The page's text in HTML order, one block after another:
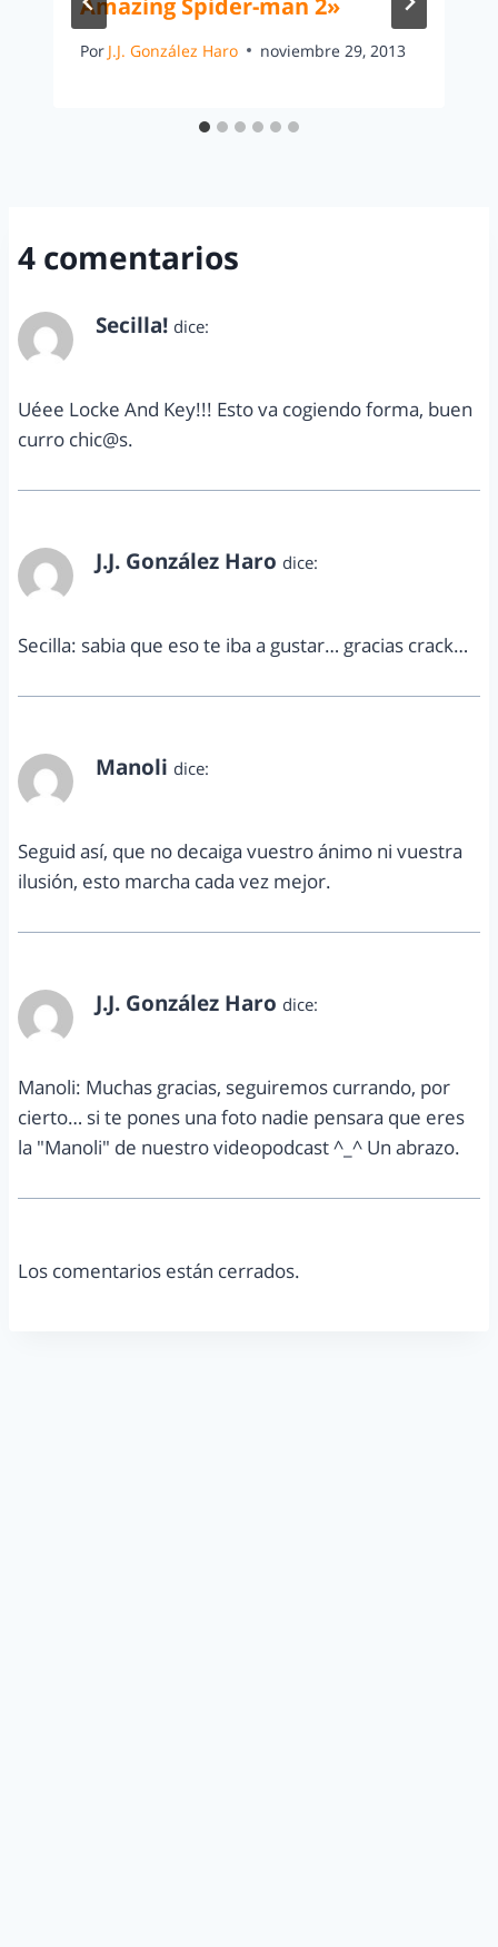
Amazing Spider-man 2»
Por J.J. González Haro noviembre 29, 2013
4 comentarios
Secilla! dice:
Uéee Locke And Key!!! Esto va cogiendo forma, buen
curro chic@s.
J.J. González Haro dice:
Secilla: sabia que eso te iba a gustar… gracias crack…
Manoli dice:
Seguid así, que no decaiga vuestro ánimo ni vuestra
ilusión, esto marcha cada vez mejor.
J.J. González Haro dice:
Manoli: Muchas gracias, seguiremos currando, por
cierto… si te pones una foto nadie pensara que eres
la "Manoli" de nuestro videopodcast ^_^ Un abrazo.
Los comentarios están cerrados.